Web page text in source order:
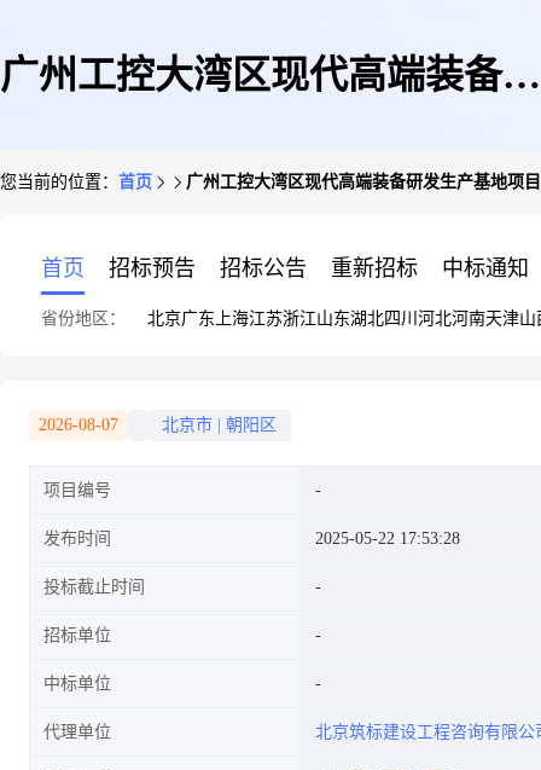
广州工控大湾区现代高端装备研
您当前的位置： 首页 广州工控大湾区现代高端装备研发生产基地项
首页 招标预告 招标公告 重新招标 中标通知
省份地区： 北京广东 上海江苏浙江山东湖北四川 河北河南天津山
2026-08-07 北京市 朝阳区
项目编号
发布时间 2025-05-22 17:53:28
投标截止时间
招标单位
中标单位
代理单位 北京筑标建设工程咨询有限公